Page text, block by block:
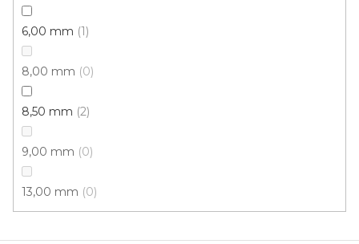
6,00 mm 1
8,00 mm 0
8,50 mm 2
9,00 mm 0
13,00 mm 0
1,2 m 1 m